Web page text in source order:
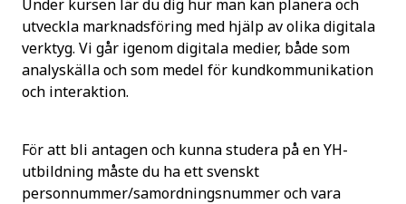
Under kursen lär du dig hur man kan planera och
utveckla marknadsföring med hjälp av olika digitala
verktyg. Vi går igenom digitala medier, både som
analyskälla och som medel för kundkommunikation
och interaktion.
För att bli antagen och kunna studera på en YH-
utbildning måste du ha ett svenskt
personnummer/samordningsnummer och vara